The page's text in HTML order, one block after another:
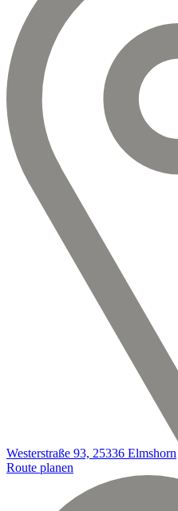
Westerstraße 93, 25336 Elmshorn
Route planen